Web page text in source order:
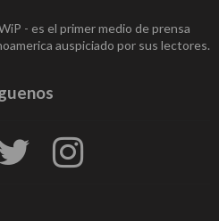
- es el primer medio de prensa
auspiciado por sus lectores.